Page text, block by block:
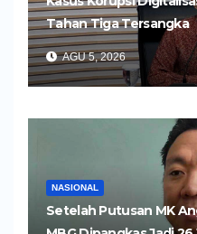
Tahan Tiga Tersangka
AGU 5, 2026
NASIONAL
Setelah Putusan MK